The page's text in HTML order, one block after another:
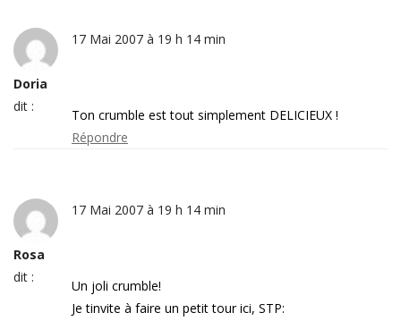
Doria
dit :
17 Mai 2007 à 19 h 14 min
Ton crumble est tout simplement DELICIEUX !
Répondre
Rosa
dit :
17 Mai 2007 à 19 h 14 min
Un joli crumble!
Je tinvite à faire un petit tour ici, STP: